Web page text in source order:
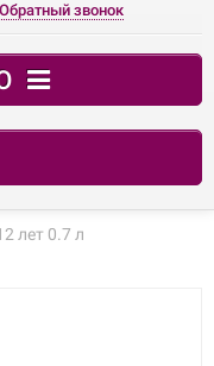
Обратный звонок
лет 0.7 л